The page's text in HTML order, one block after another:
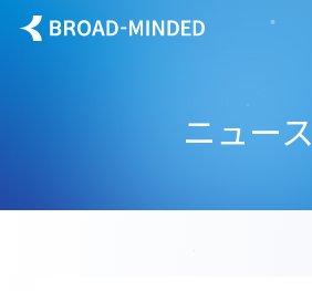
ニュース